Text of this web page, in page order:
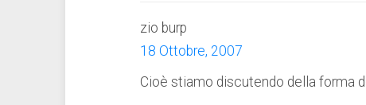
zio burp
18 Ottobre, 2007
Cioè stiamo discutendo della forma